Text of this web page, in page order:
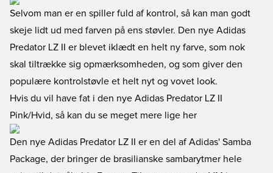
Selvom man er en spiller fuld af kontrol, så kan man godt
skeje lidt ud med farven på ens støvler. Den nye Adidas
Predator LZ II er blevet iklædt en helt ny farve, som nok
skal tiltrække sig opmærksomheden, og som giver den
populære kontrolstøvle et helt nyt og vovet look.
Hvis du vil have fat i den nye Adidas Predator LZ II
Pink/Hvid, så kan du se meget mere lige her
Den nye Adidas Predator LZ II er en del af Adidas' Samba
Package, der bringer de brasilianske sambarytmer hele